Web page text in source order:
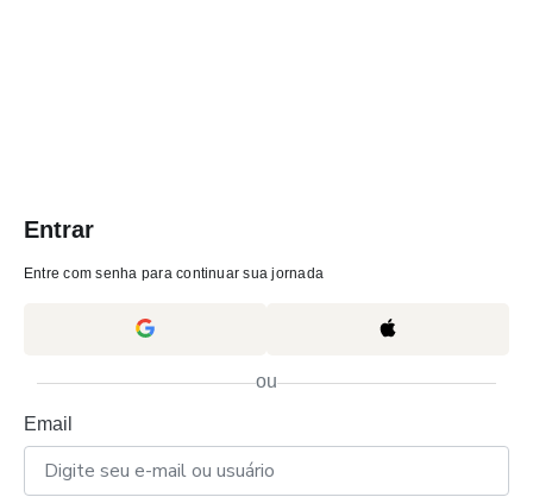
Entrar
Entre com senha para continuar sua jornada
ou
Email